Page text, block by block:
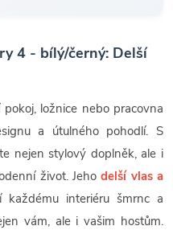
4 - bílý/černý: Delší
ložnice nebo pracovna
a útulného pohodlí. S
nejen stylový doplněk, ale i
život. Jehodelší vlas a
každému interiéru šmrnc a
vám, ale i vašim hostům.